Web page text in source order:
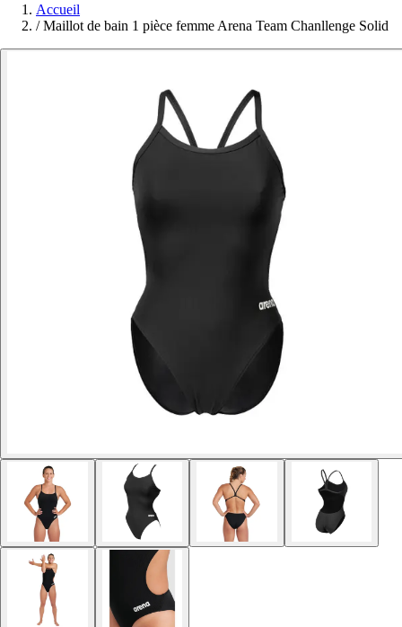
Accueil
/ Maillot de bain 1 pièce femme Arena Team Chanllenge Solid